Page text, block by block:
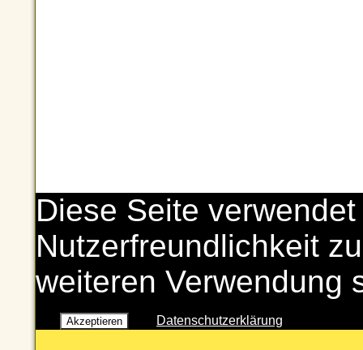
Diese Seite
Nutzerfreundlichkeit
weiteren Verwendung
Akzeptieren Datenschutzerklärung